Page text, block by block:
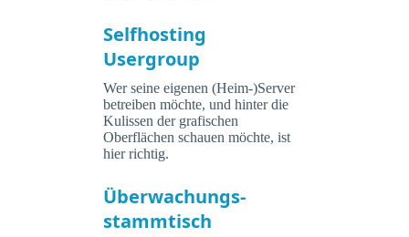
Selfhosting
Usergroup
Wer seine eigenen (Heim-)Server
betreiben möchte, und hinter die
Kulissen der grafischen
Oberflächen schauen möchte, ist
hier richtig.
Überwachungs-
stammtisch